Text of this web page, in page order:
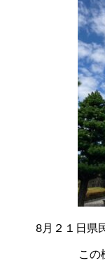
8月２１日県
この